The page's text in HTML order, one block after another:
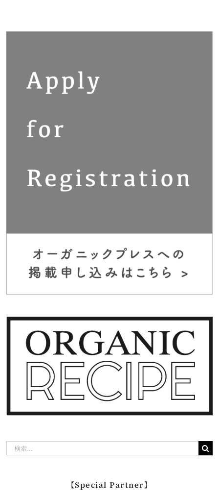
【Special Partner】